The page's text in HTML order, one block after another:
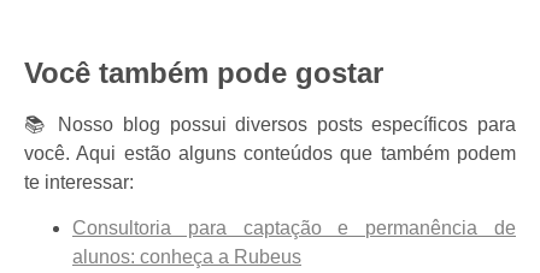
Você também pode gostar
📚 Nosso blog possui diversos posts específicos para
você. Aqui estão alguns conteúdos que também podem
te interessar:
Consultoria para captação e permanência de
alunos: conheça a Rubeus